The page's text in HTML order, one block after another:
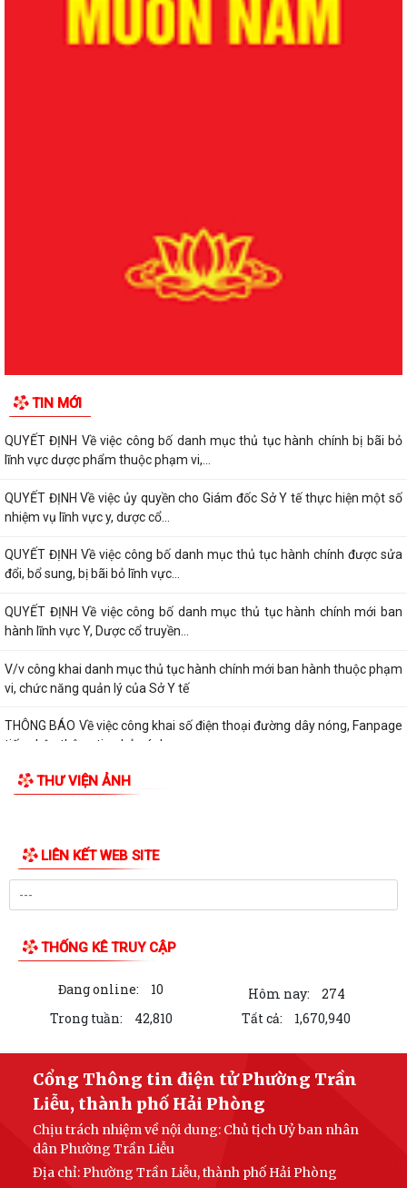
TIN MỚI
đổi, bổ sung lĩnh vực phòng bệnh...
QUYẾT ĐỊNH Về việc công bố danh mục thủ tục hành chính được sửa
đổi, bổ sung, bị bãi bỏ lĩnh vực...
lĩnh vực dược phẩm thuộc phạm vi,...
QUYẾT ĐỊNH Về việc công bố danh mục thủ tục hành chính bị bãi bỏ
lĩnh vực dược phẩm thuộc phạm vi,...
QUYẾT ĐỊNH Về việc ủy quyền cho Giám đốc Sở Y tế thực hiện một số
nhiệm vụ lĩnh vực y, dược cổ...
QUYẾT ĐỊNH Về việc công bố danh mục thủ tục hành chính được sửa
đổi, bổ sung, bị bãi bỏ lĩnh vực...
QUYẾT ĐỊNH Về việc công bố danh mục thủ tục hành chính mới ban
hành lĩnh vực Y, Dược cổ truyền...
V/v công khai danh mục thủ tục hành chính mới ban hành thuộc phạm
vi, chức năng quản lý của Sở Y tế
THÔNG BÁO Về việc công khai số điện thoại đường dây nóng, Fanpage
tiếp nhận thông tin phản ánh,...
QUYẾT ĐỊNH Về việc công bố danh mục thủ tục hành chính mới ban
đổi, bổ sung và bị bãi bỏ lĩnh vực...
QUYẾT ĐỊNH Về việc công bố danh mục thủ tục hành chính được sửa
Kế hoạch tuyên truyền vận động và tổ chức ngày hội hiến máu tình
BÀI TUYÊN TRUYỀN Kỷ niệm 101 năm Ngày Báo chí Cách mạng Việt
Nam (21/6/1925 - 21/6/2026)
QUYẾT ĐỊNH Về việc ủy quyền cho Giám đốc Sở Y tế thực hiện giải
quyết thủ tục hành chính lĩnh vực y...
Lãnh đạo phường Trần Liễu thăm đồng, đánh giá năng suất vụ Chiêm
Xuân 2026
UBND PHƯỜNG TRẦN LIỄU TỔ CHỨC KIỂM TRA CHUYÊN NGÀNH LĨNH
THƯ VIỆN ẢNH
LIÊN KẾT WEB SITE